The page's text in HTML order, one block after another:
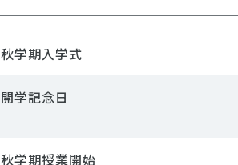
秋学期入学式
開学記念日
秋学期授業開始